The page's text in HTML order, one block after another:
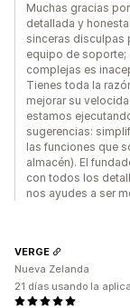
Muchas gracias
detallada y
sinceras disculpas
equipo de soporte;
complejas es
Tienes toda la
mejorar su
estamos
sugerencias:
las funciones que
almacén). El
con todos los
nos ayudes a ser
VERGE
Nueva Zelanda
21 días usando la